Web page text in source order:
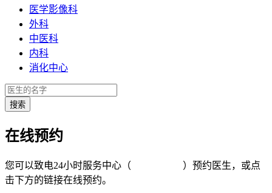
医学影像科
外科
中医科
内科
消化中心
在线预约
您可以致电24小时服务中心（
）预约医生，或点
击下方的链接在线预约。